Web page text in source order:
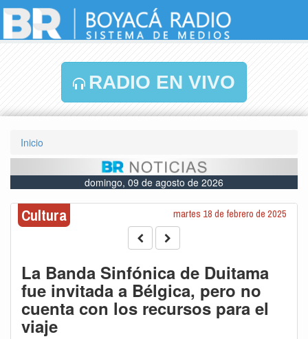
RADIO EN VIVO
Inicio
domingo, 09 de agosto de 2026
Cultura martes 18 de febrero de 2025
La Banda Sinfónica de Duitama
fue invitada a Bélgica, pero no
cuenta con los recursos para el
viaje